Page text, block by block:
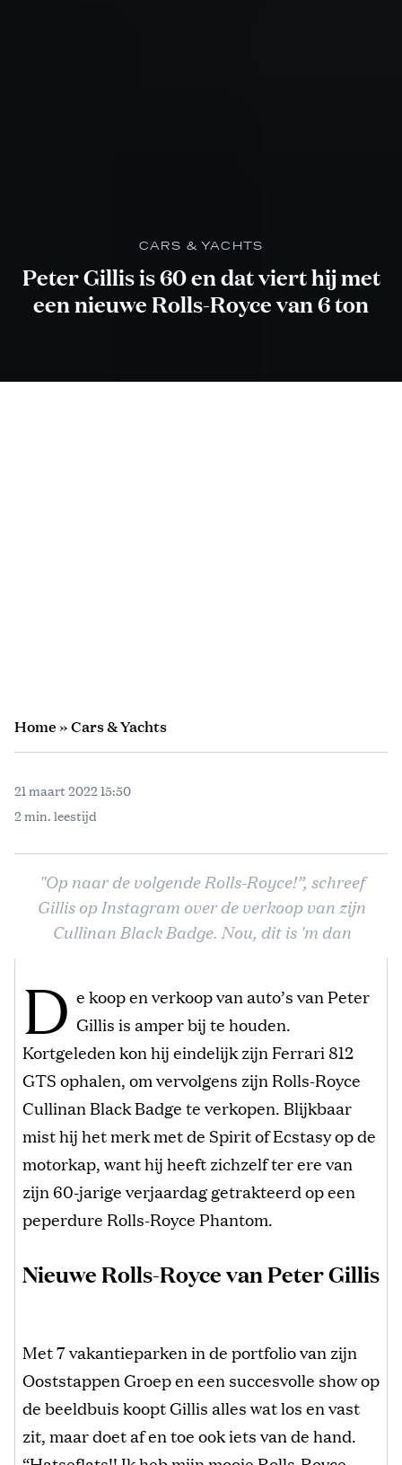
CARS & YACHTS
Peter Gillis is 60 en dat viert hij met
een nieuwe Rolls-Royce van 6 ton
Home»Cars & Yachts
21 maart 2022 15:50
2 min. leestijd
"Op naar de volgende Rolls-Royce!”, schreef
Gillis op Instagram over de verkoop van zijn
Cullinan Black Badge. Nou, dit is 'm dan
D e koop en verkoop van auto’s van Peter
Gillis is amper bij te houden.
Kortgeleden kon hij eindelijk zijn Ferrari 812
GTS ophalen, om vervolgens zijn Rolls-Royce
Cullinan Black Badge te verkopen. Blijkbaar
mist hij het merk met de Spirit of Ecstasy op de
motorkap, want hij heeft zichzelf ter ere van
zijn 60-jarige verjaardag getrakteerd op een
peperdure Rolls-Royce Phantom.
Nieuwe Rolls-Royce van Peter Gillis
Met 7 vakantieparken in de portfolio van zijn
Ooststappen Groep en een succesvolle show op
de beeldbuis koopt Gillis alles wat los en vast
zit, maar doet af en toe ook iets van de hand.